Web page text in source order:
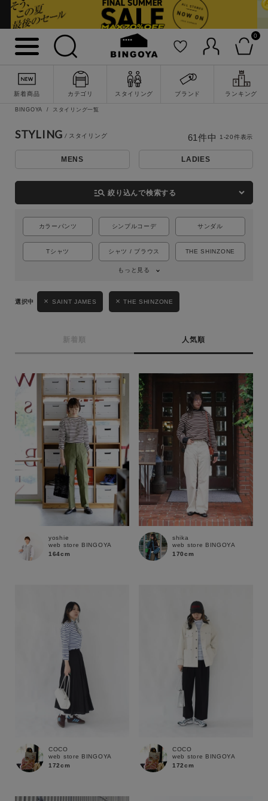
0
新着商品 カテゴリ スタイリング ブランド ランキング
詳細検索
キーワード
BINGOYA スタイリング一覧
STYLING
MENS LADIES
manage_search 絞り込んで検索する
カラーパンツ シンプルコーデ サンダル
Tシャツ シャツ / ブラウス THE SHINZONE
もっと見る
SAINT JAMES THE SHINZONE
新着順 人気順
61 件中 1-20件表示
yoshie
web store BINGOYA
164cm
shika
web store BINGOYA
170cm
COCO
web store BINGOYA
172cm
COCO
web store BINGOYA
172cm